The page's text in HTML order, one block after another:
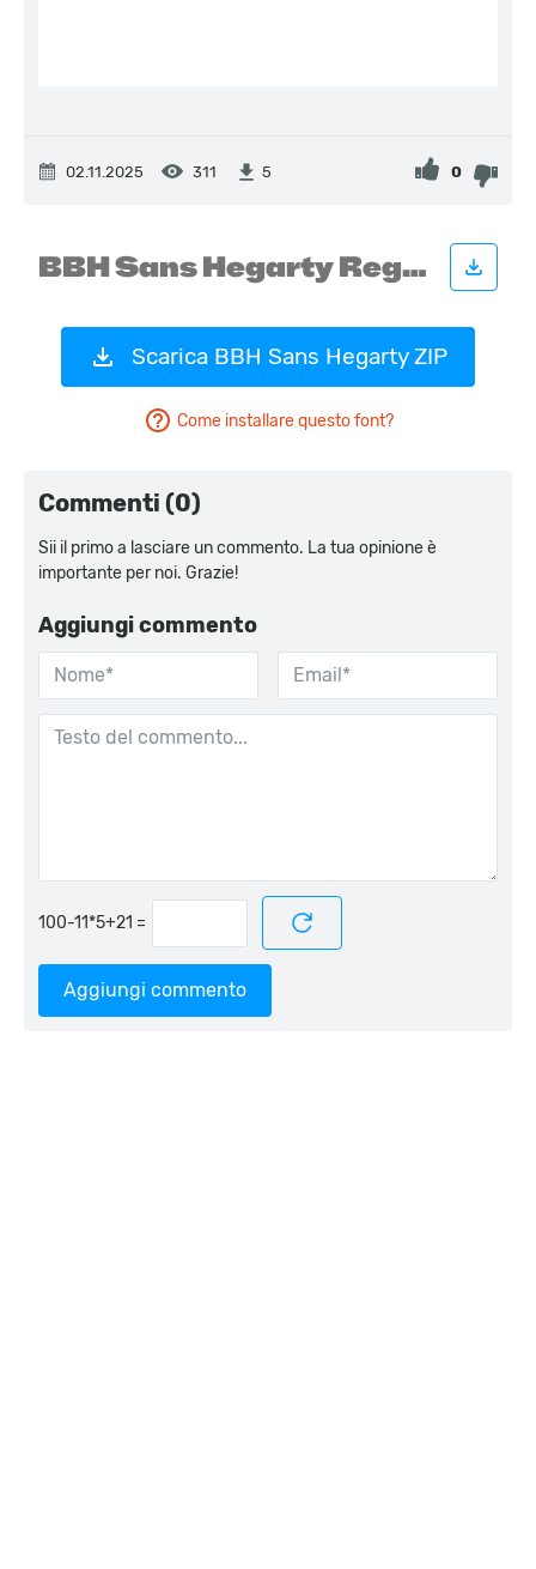
02.11.2025 311 5 0
Scarica BBH Sans Hegarty ZIP
Come installare questo font?
Commenti (0)
Sii il primo a lasciare un commento. La tua opinione è
importante per noi. Grazie!
Aggiungi commento
=
Aggiungi commento